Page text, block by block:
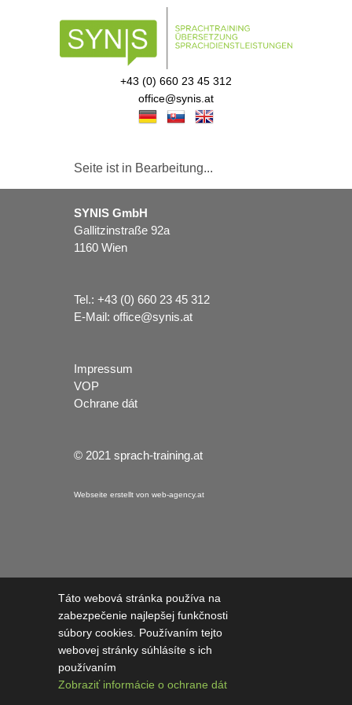
+43 (0) 660 23 45 312
office@synis.at
Seite ist in Bearbeitung...
SYNIS GmbH
Gallitzinstraße 92a
1160 Wien
Tel.: +43 (0) 660 23 45 312
E-Mail: office@synis.at
Impressum
VOP
Ochrane dát
© 2021 sprach-training.at
Webseite erstellt von web-agency.at
Táto webová stránka používa na
zabezpečenie najlepšej funkčnosti
súbory cookies. Používaním tejto
webovej stránky súhlásíte s ich
používaním
Zobraziť informácie o ochrane dát